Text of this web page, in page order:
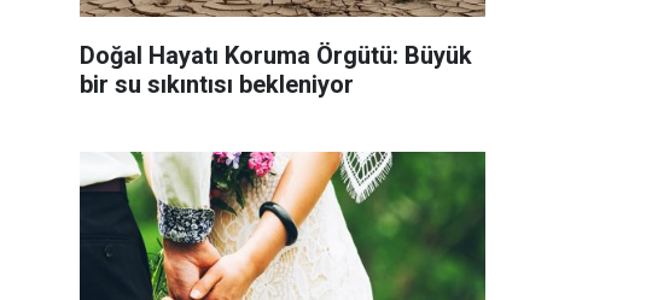
Doğal Hayatı Koruma Örgütü: Büyük
bir su sıkıntısı bekleniyor